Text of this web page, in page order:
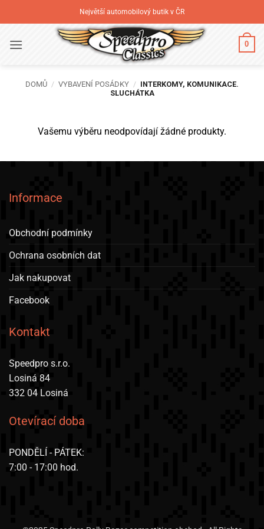
na
Největší automobilový butik v ČR
0
DOMŮ / VYBAVENÍ POSÁDKY / INTERKOMY, KOMUNIKACE.
SLUCHÁTKA
Vašemu výběru neodpovídají žádné produkty.
Informace
Obchodní podmínky
Ochrana osobních dat
Jak nakupovat
Facebook
Kontakt
Speedpro s.r.o.
Losiná 84
332 04 Losiná
Otevírací doba
PONDĚLÍ - PÁTEK:
7:00 - 17:00 hod.